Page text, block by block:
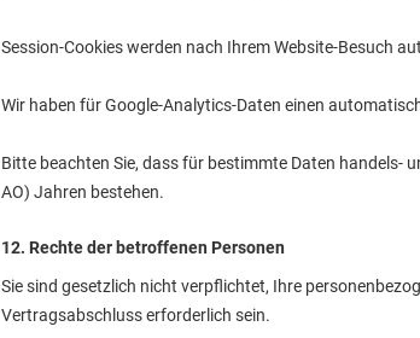
Session-Cookies werden nach Ihrem Website-Besuch
Wir haben für Google-Analytics-Daten einen
Bitte beachten Sie, dass für bestimmte Daten
AO) Jahren bestehen.
12. Rechte der betroffenen Personen
Sie sind gesetzlich nicht verpflichtet, Ihre
Vertragsabschluss erforderlich sein.